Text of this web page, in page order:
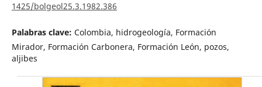
1425/bolgeol25.3.1982.386
Palabras clave: Colombia, hidrogeología, Formación
Mirador, Formación Carbonera, Formación León, pozos,
aljibes